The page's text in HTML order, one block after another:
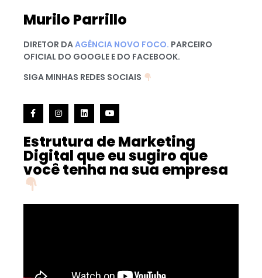
Murilo Parrillo
DIRETOR DAAGÊNCIA NOVO FOCO. PARCEIRO
OFICIAL DO GOOGLE E DO FACEBOOK.
SIGA MINHAS REDES SOCIAIS
Estrutura de Marketing
Digital que eu sugiro que
você tenha na sua empresa